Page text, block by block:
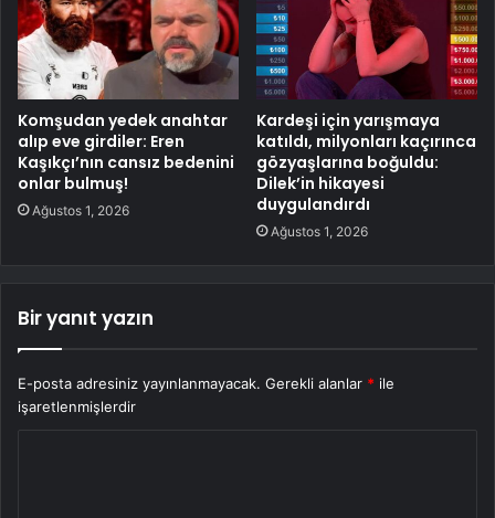
Komşudan yedek anahtar
alıp eve girdiler: Eren
Kaşıkçı’nın cansız bedenini
onlar bulmuş!
Ağustos 1, 2026
Kardeşi için yarışmaya
katıldı, milyonları kaçırınca
gözyaşlarına boğuldu:
Dilek’in hikayesi
duygulandırdı
Ağustos 1, 2026
Bir yanıt yazın
E-posta adresiniz yayınlanmayacak. Gerekli alanlar * ile
işaretlenmişlerdir